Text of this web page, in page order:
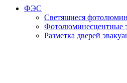
ФЭС
Светящиеся
Фотолюминесцентные
Разметка дверей